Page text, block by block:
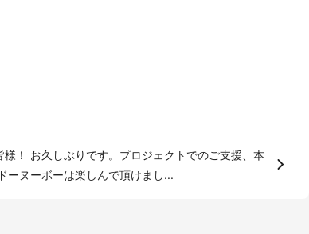
！ お久しぶりです。プロジェクトでのご支援、本
ーヌーボーは楽しんで頂けまし...